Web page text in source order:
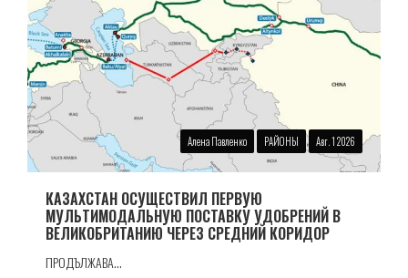
Алена Павленко РАЙОНЫ Авг. 1 2026
КАЗАХСТАН ОСУЩЕСТВИЛ ПЕРВУЮ
МУЛЬТИМОДАЛЬНУЮ ПОСТАВКУ УДОБРЕНИЙ В
ВЕЛИКОБРИТАНИЮ ЧЕРЕЗ СРЕДНИЙ КОРИДОР
ПРОДЪЛЖАВА...